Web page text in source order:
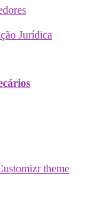
Jurídica
theme